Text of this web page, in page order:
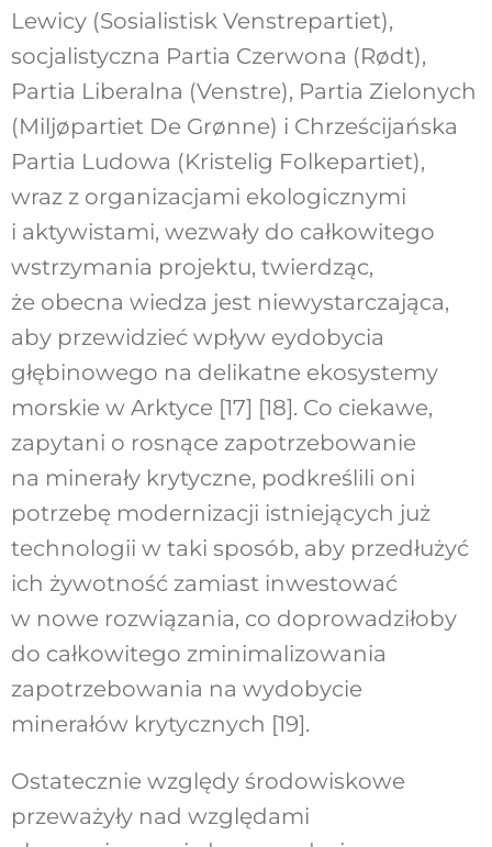
Lewicy (Sosialistisk Venstrepartiet),
socjalistyczna Partia Czerwona (Rødt),
Partia Liberalna (Venstre), Partia Zielonych
(Miljøpartiet De Grønne) i Chrześcijańska
Partia Ludowa (Kristelig Folkepartiet),
wraz z organizacjami ekologicznymi
i aktywistami, wezwały do całkowitego
wstrzymania projektu, twierdząc,
że obecna wiedza jest niewystarczająca,
aby przewidzieć wpływ eydobycia
głębinowego na delikatne ekosystemy
morskie w Arktyce [17] [18]. Co ciekawe,
zapytani o rosnące zapotrzebowanie
na minerały krytyczne, podkreślili oni
potrzebę modernizacji istniejących już
technologii w taki sposób, aby przedłużyć
ich żywotność zamiast inwestować
w nowe rozwiązania, co doprowadziłoby
do całkowitego zminimalizowania
zapotrzebowania na wydobycie
minerałów krytycznych [19].
Ostatecznie względy środowiskowe
przeważyły nad względami